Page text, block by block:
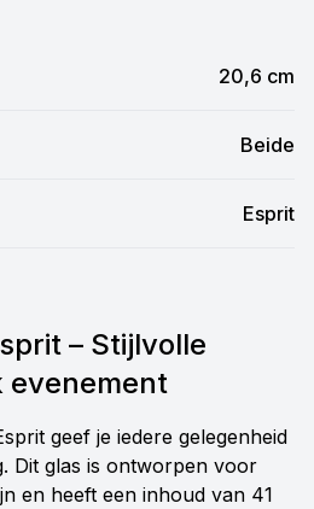
20,6 cm
Beide
Esprit
– Stijlvolle
evenement
geef je iedere gelegenheid
Dit glas is ontworpen voor
en heeft een inhoud van 41